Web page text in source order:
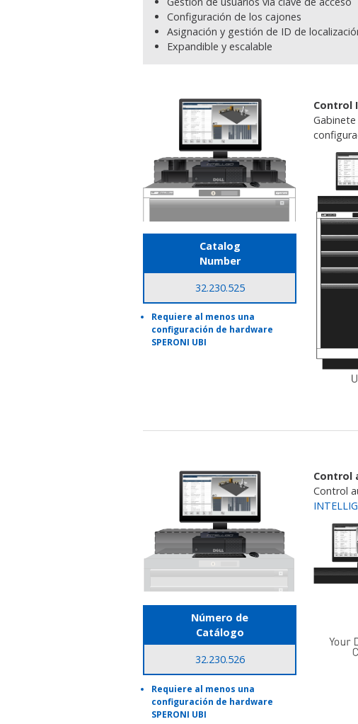
Configuración de los cajones
Asignación y gestión de ID de
Expandible y escalable
Catalog
Number
32.230.525
Requiere al menos una
configuración de hardware
SPERONI UBI
Control
Número de
Catálogo
32.230.526
Requiere al menos una
configuración de hardware
SPERONI UBI
Control
Control